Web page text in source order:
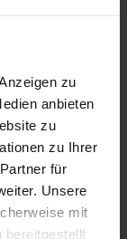
zu
anbieten
zu
zu Ihrer
für
Unsere
mit
bereitgestellt